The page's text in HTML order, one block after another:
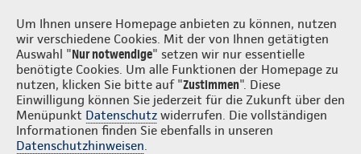
Um Ihnen unsere Homepage anbieten zu können, nutzen
wir verschiedene Cookies. Mit der von Ihnen getätigten
Auswahl "Nur notwendige" setzen wir nur essentielle
benötigte Cookies. Um alle Funktionen der Homepage zu
nutzen, klicken Sie bitte auf "Zustimmen". Diese
Einwilligung können Sie jederzeit für die Zukunft über den
Menüpunkt Datenschutz widerrufen. Die vollständigen
Informationen finden Sie ebenfalls in unseren
Datenschutzhinweisen.
Roger Müller GmbH & Co. KG Login